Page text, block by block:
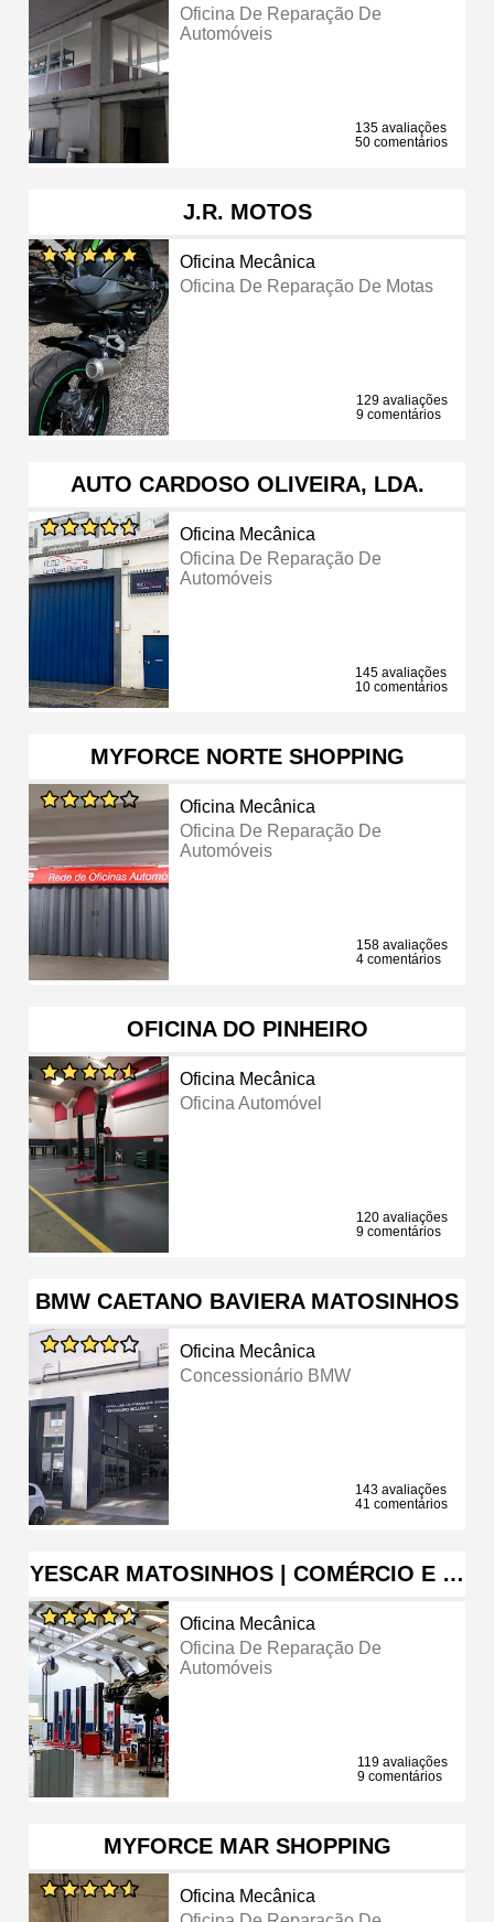
Oficina De Reparação De
Automóveis
135 avaliações
50 comentários
J.R. MOTOS
Oficina Mecânica
Oficina De Reparação De Motas
129 avaliações
9 comentários
AUTO CARDOSO OLIVEIRA, LDA.
Oficina Mecânica
Oficina De Reparação De
Automóveis
145 avaliações
10 comentários
MYFORCE NORTE SHOPPING
Oficina Mecânica
Oficina De Reparação De
Automóveis
158 avaliações
4 comentários
OFICINA DO PINHEIRO
Oficina Mecânica
Oficina Automóvel
120 avaliações
9 comentários
BMW CAETANO BAVIERA MATOSINHOS
Oficina Mecânica
Concessionário BMW
143 avaliações
41 comentários
YESCAR MATOSINHOS | COMÉRCIO E …
Oficina Mecânica
Oficina De Reparação De
Automóveis
119 avaliações
9 comentários
MYFORCE MAR SHOPPING
Oficina Mecânica